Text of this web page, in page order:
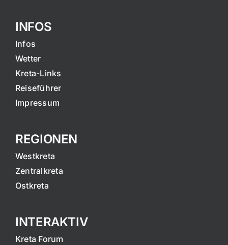
INFOS
Infos
Wetter
Kreta-Links
Reiseführer
Impressum
REGIONEN
Westkreta
Zentralkreta
Ostkreta
INTERAKTIV
Kreta Forum